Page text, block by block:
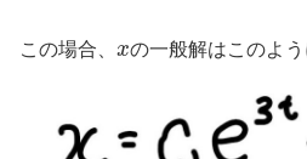
この場合、 の一般解はこのよ